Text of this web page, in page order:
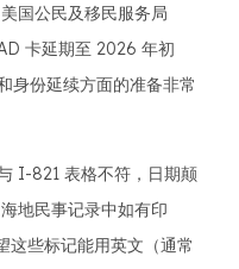
国公民及移民服务局
卡延期至 2026 年初
身份延续方面的准备非常
I-821 表格不符，日期颠
地民事记录中如有印
这些标记能用英文（通常